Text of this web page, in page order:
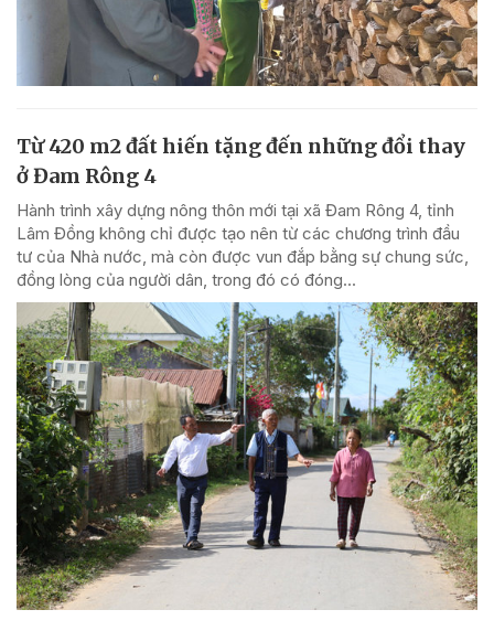
Từ 420 m2 đất hiến tặng đến những đổi thay
ở Đam Rông 4
Hành trình xây dựng nông thôn mới tại xã Đam Rông 4, tỉnh
Lâm Đồng không chỉ được tạo nên từ các chương trình đầu
tư của Nhà nước, mà còn được vun đắp bằng sự chung sức,
đồng lòng của người dân, trong đó có đóng...